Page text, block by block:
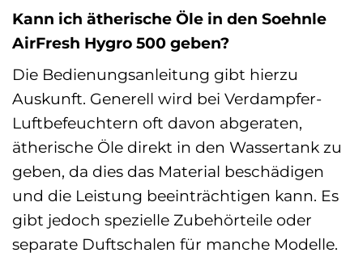
Kann ich ätherische Öle in den Soehnle
AirFresh Hygro 500 geben?
Die Bedienungsanleitung gibt hierzu
Auskunft. Generell wird bei Verdampfer-
Luftbefeuchtern oft davon abgeraten,
ätherische Öle direkt in den Wassertank zu
geben, da dies das Material beschädigen
und die Leistung beeinträchtigen kann. Es
gibt jedoch spezielle Zubehörteile oder
separate Duftschalen für manche Modelle.